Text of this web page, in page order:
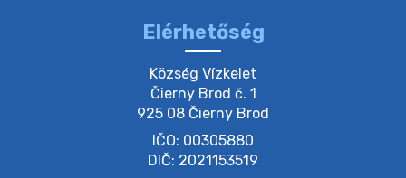
20. július 2026 11:53
Elérhetőség
Község Vízkelet
Čierny Brod č. 1
925 08 Čierny Brod
IČO: 00305880
DIČ: 2021153519